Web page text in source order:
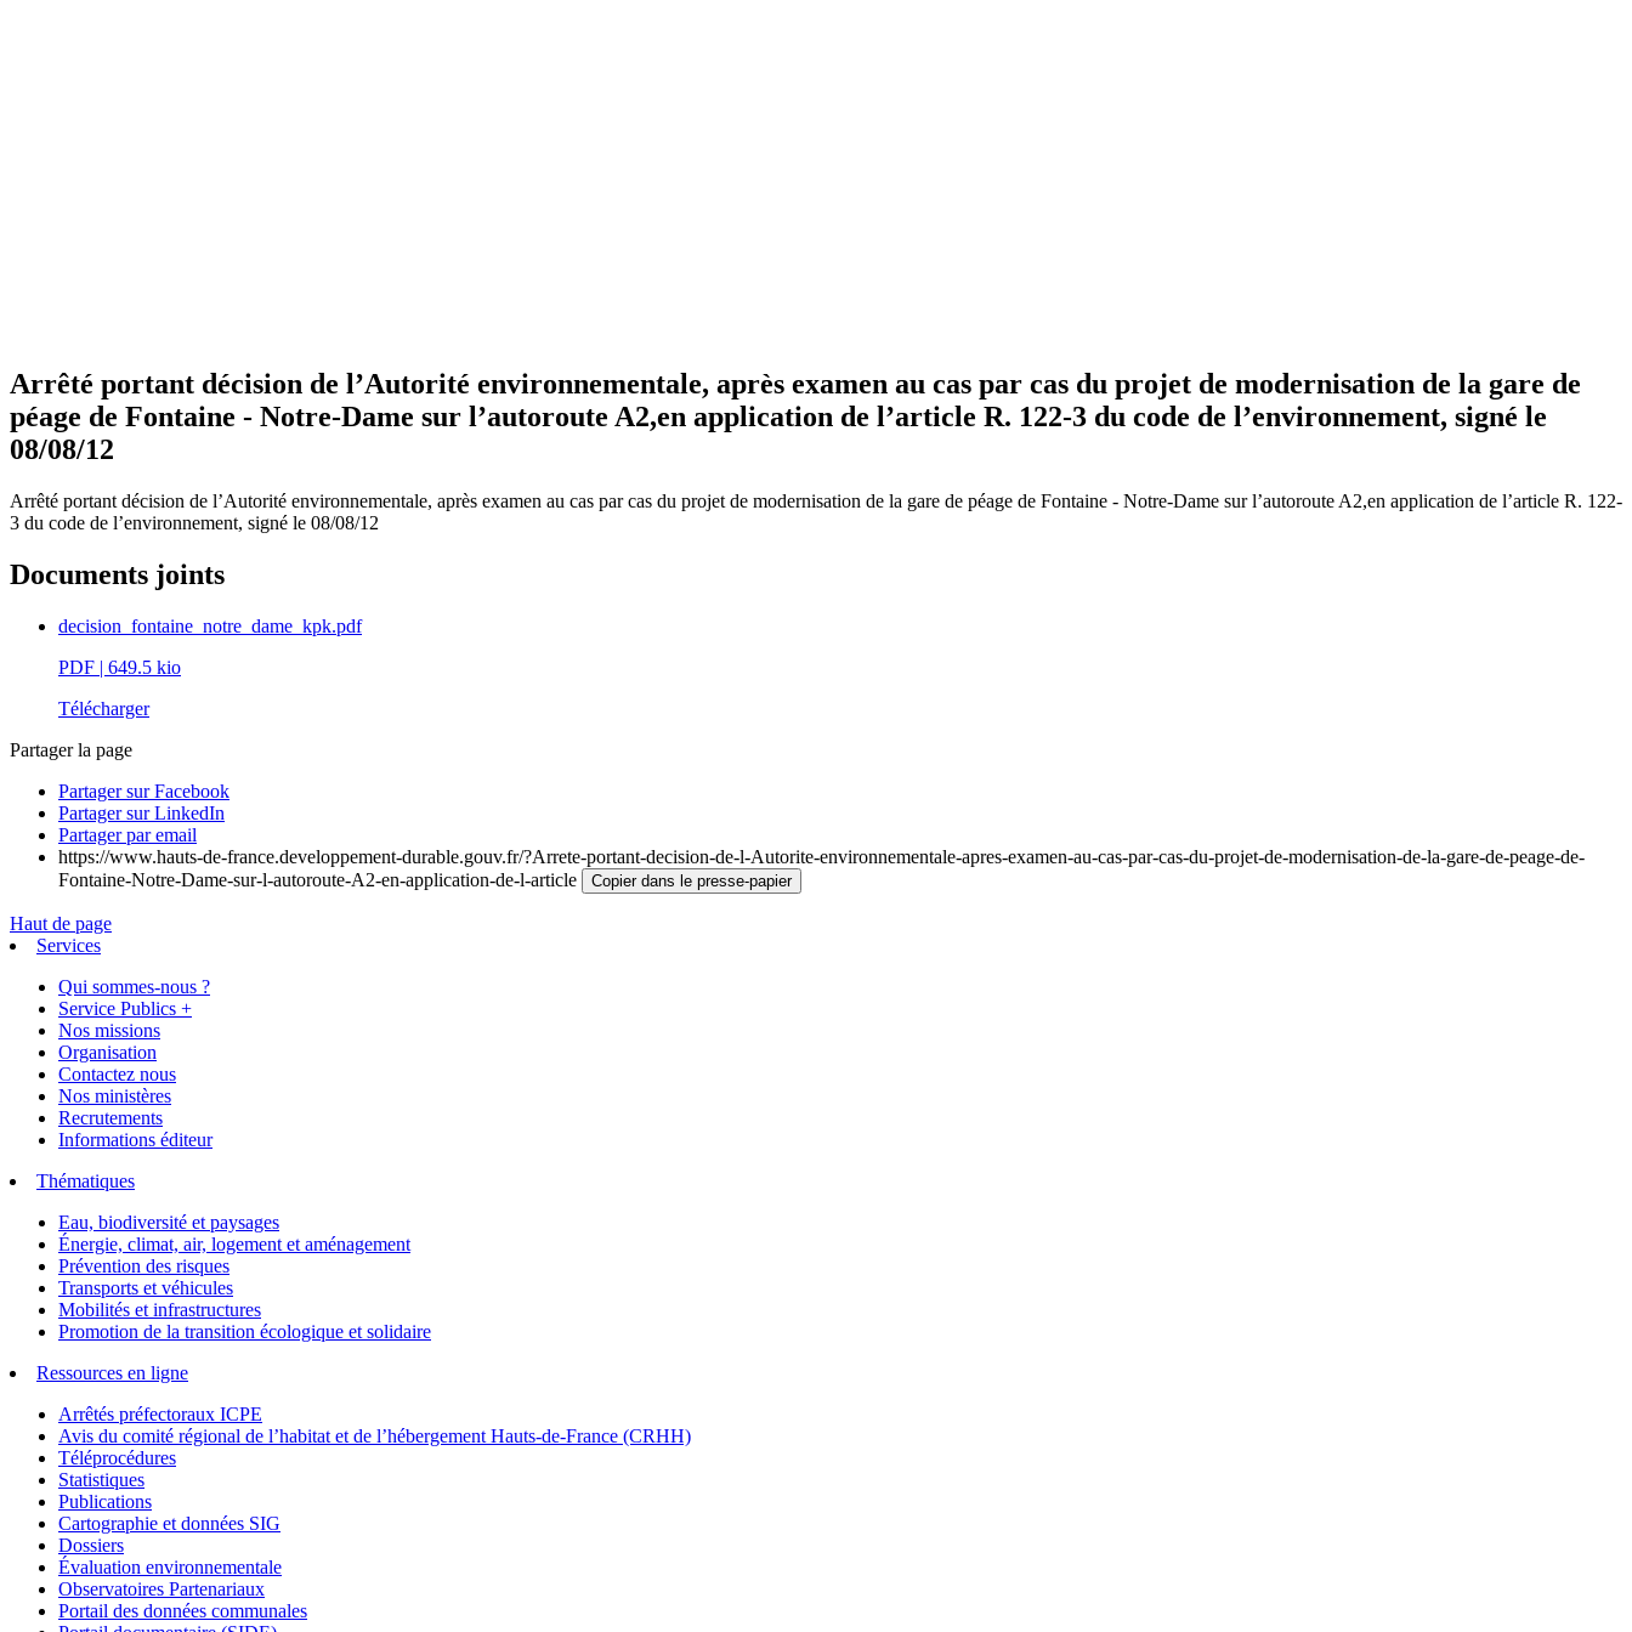
Arrêté portant décision de l’Autorité environnementale, après examen au cas par cas du projet de modernisation de la gare de
péage de Fontaine - Notre-Dame sur l’autoroute A2,en application de l’article R. 122-3 du code de l’environnement, signé le
08/08/12
Arrêté portant décision de l’Autorité environnementale, après examen au cas par cas du projet de modernisation de la gare de péage de Fontaine - Notre-Dame sur l’autoroute A2,en application de l’article R. 122-
3 du code de l’environnement, signé le 08/08/12
Documents joints
decision_fontaine_notre_dame_kpk.pdf
PDF | 649.5 kio
Télécharger
Partager la page
Partager sur Facebook
Partager sur LinkedIn
Partager par email
https://www.hauts-de-france.developpement-durable.gouv.fr/?Arrete-portant-decision-de-l-Autorite-environnementale-apres-examen-au-cas-par-cas-du-projet-de-modernisation-de-la-gare-de-peage-de-
Fontaine-Notre-Dame-sur-l-autoroute-A2-en-application-de-l-article
Copier dans le presse-papier
Haut de page
Services
Qui sommes-nous ?
Service Publics +
Nos missions
Organisation
Contactez nous
Nos ministères
Recrutements
Informations éditeur
Thématiques
Eau, biodiversité et paysages
Énergie, climat, air, logement et aménagement
Prévention des risques
Transports et véhicules
Mobilités et infrastructures
Promotion de la transition écologique et solidaire
Ressources en ligne
Arrêtés préfectoraux ICPE
Avis du comité régional de l’habitat et de l’hébergement Hauts-de-France (CRHH)
Téléprocédures
Statistiques
Publications
Cartographie et données SIG
Dossiers
Évaluation environnementale
Observatoires Partenariaux
Portail des données communales